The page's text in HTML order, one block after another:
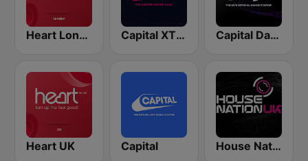
Heart London Capital XTRA London Capital Dance
Heart UK Capital House Nation UK